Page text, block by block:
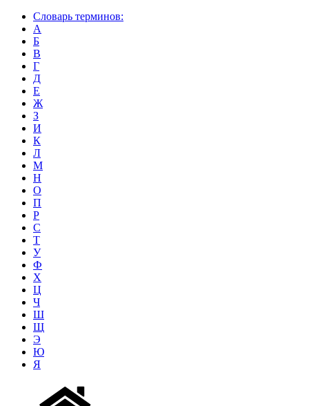
Словарь терминов:
А
Б
В
Г
Д
Е
Ж
З
И
К
Л
М
Н
О
П
Р
С
Т
У
Ф
Х
Ц
Ч
Ш
Щ
Э
Ю
Я